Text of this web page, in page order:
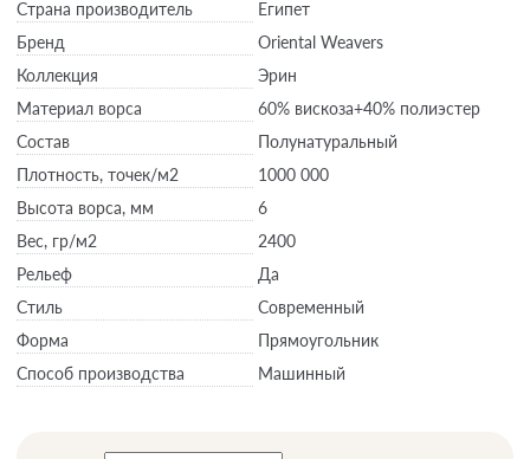
Страна производитель
Египет
Бренд
Oriental Weavers
Коллекция
Эрин
Материал ворса
60% вискоза+40% полиэстер
Состав
Полунатуральный
Плотность, точек/м2
1000 000
Высота ворса, мм
6
Вес, гр/м2
2400
Рельеф
Да
Стиль
Современный
Форма
Прямоугольник
Способ производства
Машинный